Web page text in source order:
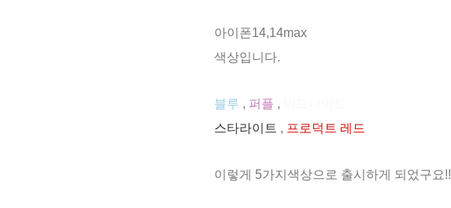
아이폰14,14max
색상입니다.
블루 , 퍼플 ,
스타라이트 , 프로덕트 레드
이렇게 5가지색상으로 출시하게 되었구요!!